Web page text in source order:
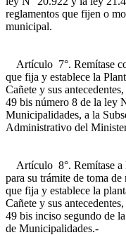
reglamentos que fijen o
municipal.
Artículo 7°. Remítase
que fija y establece la
Cañete y sus
49 bis número 8 de la ley
Municipalidades, a la
Administrativo del
Artículo 8°. Remítase a
para su trámite de toma
que fija y establece la
Cañete y sus
49 bis inciso segundo de
de Municipalidades.-